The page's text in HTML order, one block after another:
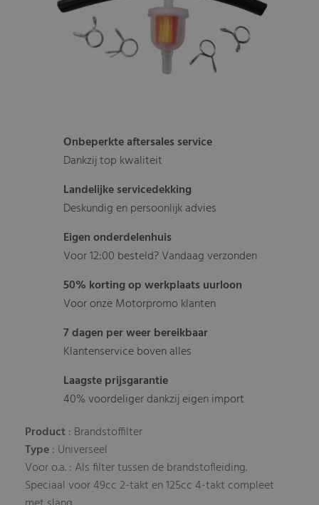
Onbeperkte aftersales service
Dankzij top kwaliteit
Landelijke servicedekking
Deskundig en persoonlijk advies
Eigen onderdelenhuis
Voor 12:00 besteld? Vandaag verzonden
50% korting op werkplaats uurloon
Voor onze Motorpromo klanten
7 dagen per weer bereikbaar
Klantenservice boven alles
Laagste prijsgarantie
40% voordeliger dankzij eigen import
Product: Brandstoffilter
Type: Universeel
Voor o.a. : Als filter tussen de brandstofleiding.
Speciaal voor 49cc 2-takt en 125cc 4-takt compleet